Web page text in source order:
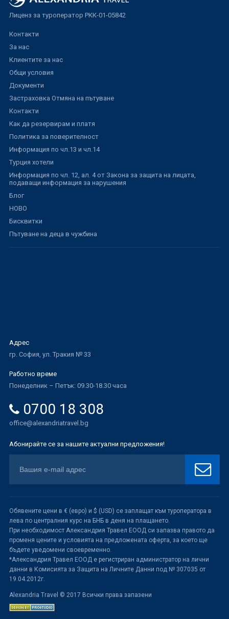
Лиценз за туроператор РКК-01-05842
Контакти
За нас
Клиентите за нас
Общи условия
Документи
Застраховка Отмяна на пътуване
Контакти
Как да резервирам и платя
Политика за поверителност
Информация по чл.13 и чл.14
Турция хотели
Информация по чл. 12, ал. 4 от Закона за защита на лицата,
подаващи информация за нарушения
Блог
НОВО
Бисквитки
Пътуване на деца в чужбина
Адрес
гр. София, ул. Тракия № 33
Работно време
Понеделник – Петък: 09.30-18.30 часа
0700 18 308
office@alexandriatravel.bg
Абонирайте се за нашите актуални предложения!
Обявените цени в € (евро) и $ (USD) се заплащат към туроператора в
лева по централния курс на БНБ в деня на плащането.
При необходимост Александрия Травел ЕООД си запазва правото да
променя цените и условията на предложената оферта, за което ще
бъдете уведомени своевременно.
*Александрия Травел ЕООД е регистриран администратор на лични
данни в Комисията за Защита на Личните Данни под № 307035 от
19.04.2012г.
Alexandria Travel © 2017 Всички права запазени